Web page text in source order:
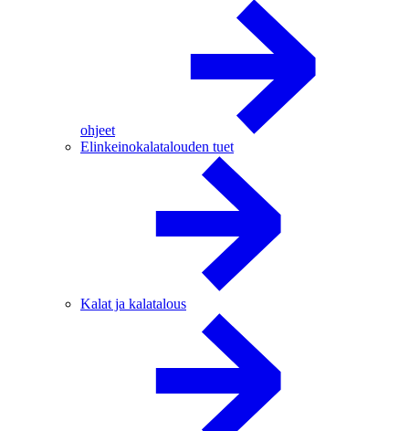
ohjeet
Elinkeinokalatalouden tuet
Kalat ja kalatalous